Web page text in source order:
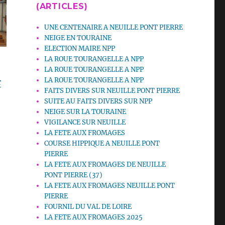
(ARTICLES)
UNE CENTENAIRE A NEUILLE PONT PIERRE
NEIGE EN TOURAINE
ELECTION MAIRE NPP
LA ROUE TOURANGELLE A NPP
LA ROUE TOURANGELLE A NPP
LA ROUE TOURANGELLE A NPP
FAITS DIVERS SUR NEUILLE PONT PIERRE
SUITE AU FAITS DIVERS SUR NPP
NEIGE SUR LA TOURAINE
VIGILANCE SUR NEUILLE
LA FETE AUX FROMAGES
COURSE HIPPIQUE A NEUILLE PONT
PIERRE
LA FETE AUX FROMAGES DE NEUILLE
PONT PIERRE (37)
LA FETE AUX FROMAGES NEUILLE PONT
PIERRE
FOURNIL DU VAL DE LOIRE
LA FETE AUX FROMAGES 2025